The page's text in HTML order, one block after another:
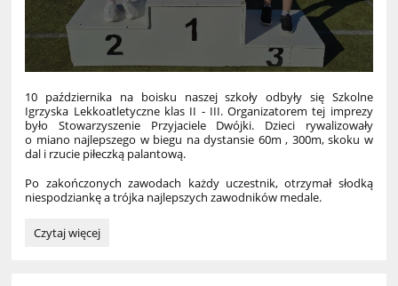
10 października na boisku naszej szkoły odbyły się Szkolne
Igrzyska Lekkoatletyczne klas II - III. Organizatorem tej imprezy
było Stowarzyszenie Przyjaciele Dwójki. Dzieci rywalizowały
o miano najlepszego w biegu na dystansie 60m , 300m, skoku w
dal i rzucie piłeczką palantową.
Po zakończonych zawodach każdy uczestnik, otrzymał słodką
niespodziankę a trójka najlepszych zawodników medale.
SZKOLNE
Czytaj więcej